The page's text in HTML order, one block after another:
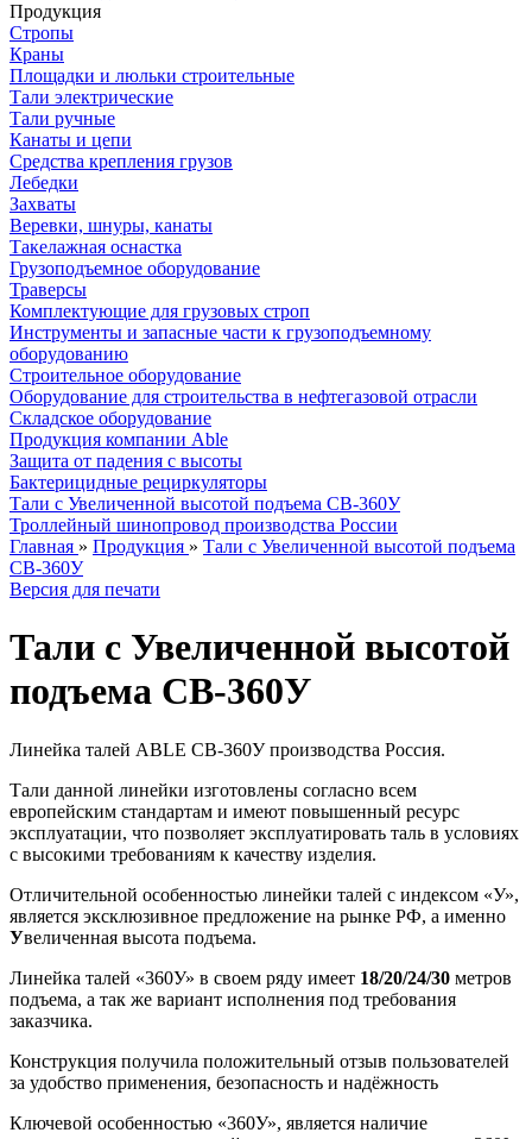
Продукция
Стропы
Краны
Площадки и люльки строительные
Тали электрические
Тали ручные
Канаты и цепи
Средства крепления грузов
Лебедки
Захваты
Веревки, шнуры, канаты
Такелажная оснастка
Грузоподъемное оборудование
Траверсы
Комплектующие для грузовых строп
Инструменты и запасные части к грузоподъемному
оборудованию
Строительное оборудование
Оборудование для строительства в нефтегазовой отрасли
Складское оборудование
Продукция компании Able
Защита от падения с высоты
Бактерицидные рециркуляторы
Тали с Увеличенной высотой подъема СВ-360У
Троллейный шинопровод производства России
Главная » Продукция » Тали с Увеличенной высотой подъема
СВ-360У
Версия для печати
Тали с Увеличенной высотой
подъема СВ-360У
Линейка талей ABLE СВ-360У производства Россия.
Тали данной линейки изготовлены согласно всем
европейским стандартам и имеют повышенный ресурс
эксплуатации, что позволяет эксплуатировать таль в условиях
с высокими требованиям к качеству изделия.
Отличительной особенностью линейки талей c индексом «У»,
является эксклюзивное предложение на рынке РФ, а именно
Увеличенная высота подъема.
Линейка талей «360У» в своем ряду имеет 18/20/24/30 метров
подъема, а так же вариант исполнения под требования
заказчика.
Конструкция получила положительный отзыв пользователей
за удобство применения, безопасность и надёжность
Ключевой особенностью «360У», является наличие